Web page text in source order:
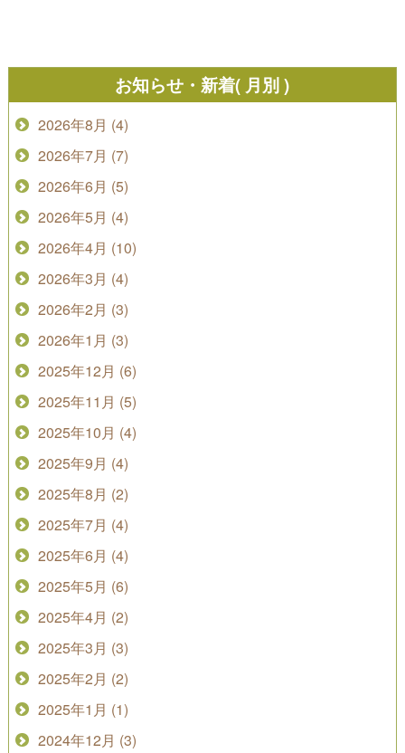
お知らせ・新着( 月別 )
2026年8月 (4)
2026年7月 (7)
2026年6月 (5)
2026年5月 (4)
2026年4月 (10)
2026年3月 (4)
2026年2月 (3)
2026年1月 (3)
2025年12月 (6)
2025年11月 (5)
2025年10月 (4)
2025年9月 (4)
2025年8月 (2)
2025年7月 (4)
2025年6月 (4)
2025年5月 (6)
2025年4月 (2)
2025年3月 (3)
2025年2月 (2)
2025年1月 (1)
2024年12月 (3)